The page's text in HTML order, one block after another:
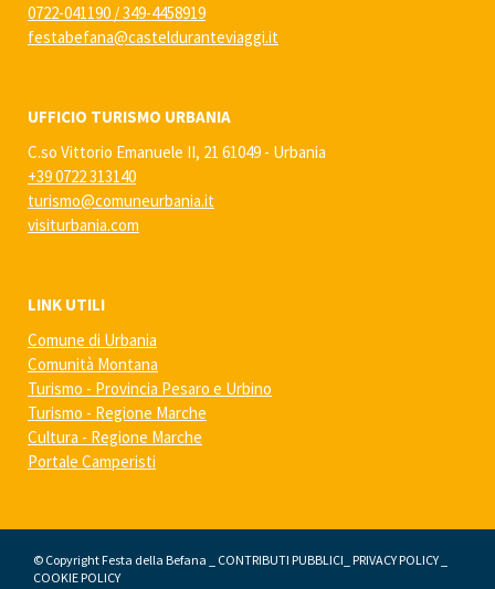
0722-041190 /349-4458919
festabefana@castelduranteviaggi.it
UFFICIO TURISMO URBANIA
C.so Vittorio Emanuele II, 21 61049 - Urbania
+39 0722 313140
turismo@comuneurbania.it
visiturbania.com
LINK UTILI
Comune di Urbania
Comunità Montana
Turismo - Provincia Pesaro e Urbino
Turismo - Regione Marche
Cultura - Regione Marche
Portale Camperisti
© Copyright Festa della Befana _ CONTRIBUTI PUBBLICI PRIVACY POLICY
COOKIE POLICY